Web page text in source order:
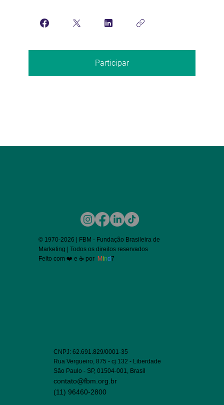
Participar
© 1970-2026 | FBM - Fundação Brasileira de
Marketing | Todos os direitos reservados
Feito com ❤️ e ☕ por Mind7
CNPJ: 62.691.829/0001-35
Rua Vergueiro, 875 - cj 132 - Liberdade
São Paulo - SP, 01504-001, Brasil
contato@fbm.org.br
(11) 96460-2800